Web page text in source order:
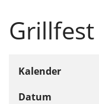
Grillfest
Kalender
Datum